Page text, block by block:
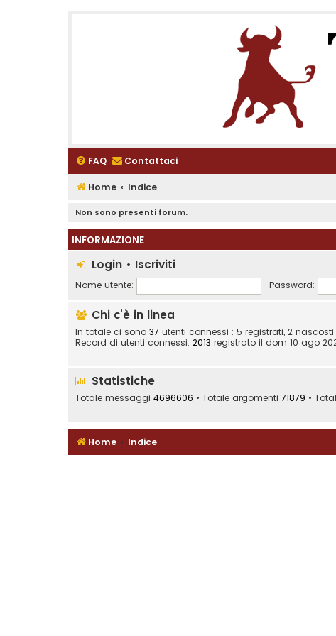
FAQ Contattaci
Home Indice
Non sono presenti forum.
INFORMAZIONE
Login • Iscriviti
Nome utente: Password:
Chi c’è in linea
In totale ci sono 37 utenti connessi : 5 registrati, 2
Record di utenti connessi: 2013 registrato il dom 10 ago
Statistiche
Totale messaggi 4696606 • Totale argomenti 71879 •
Home Indice